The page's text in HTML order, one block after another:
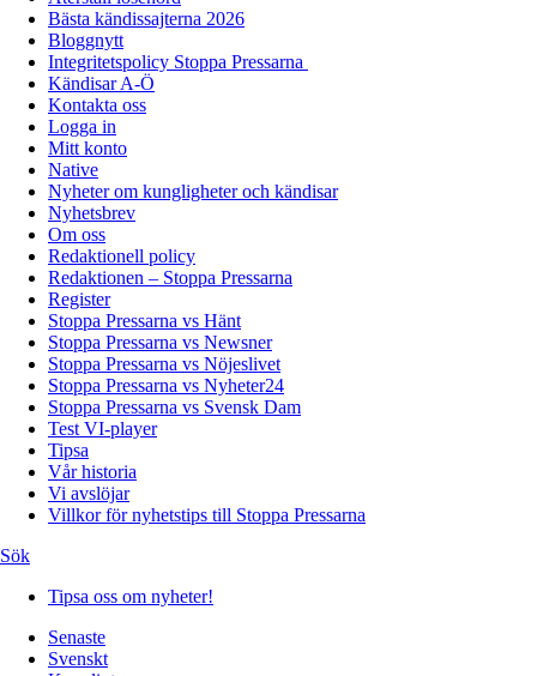
Bästa kändissajterna 2026
Bloggnytt
Integritetspolicy Stoppa Pressarna
Kändisar A-Ö
Kontakta oss
Logga in
Mitt konto
Native
Nyheter om kungligheter och kändisar
Nyhetsbrev
Om oss
Redaktionell policy
Redaktionen – Stoppa Pressarna
Register
Stoppa Pressarna vs Hänt
Stoppa Pressarna vs Newsner
Stoppa Pressarna vs Nöjeslivet
Stoppa Pressarna vs Nyheter24
Stoppa Pressarna vs Svensk Dam
Test VI-player
Tipsa
Vår historia
Vi avslöjar
Villkor för nyhetstips till Stoppa Pressarna
Sök
Tipsa oss om nyheter!
Senaste
Svenskt